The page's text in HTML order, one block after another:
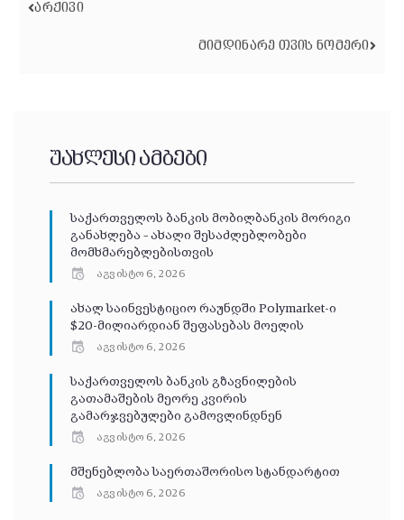
ᲐᲠᲥᲘᲕᲘ
ᲛᲘᲛᲓᲘᲜᲐᲠᲔ ᲗᲕᲘᲡ ᲜᲝᲛᲔᲠᲘ
უახლესი ამბები
საქართველოს ბანკის მობილბანკის მორიგი
განახლება – ახალი შესაძლებლობები
მომხმარებლებისთვის
აგვისტო 6, 2026
ახალ საინვესტიციო რაუნდში Polymarket-ი
$20-მილიარდიან შეფასებას მოელის
აგვისტო 6, 2026
საქართველოს ბანკის გზავნილების
გათამაშების მეორე კვირის
გამარჯვებულები გამოვლინდნენ
აგვისტო 6, 2026
მშენებლობა საერთაშორისო სტანდარტით
აგვისტო 6, 2026